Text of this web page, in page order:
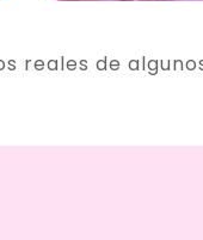
reales de